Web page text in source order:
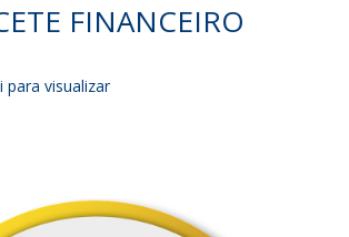
FINANCEIRO
para visualizar